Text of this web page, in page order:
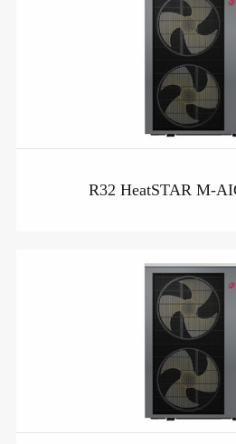
R32 HeatSTAR M-